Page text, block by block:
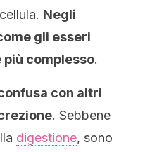
Negli
gli esseri
più complesso.
con altri
. Sebbene
digestione, sono